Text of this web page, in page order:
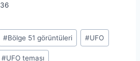
36
#Bölge 51 görüntüleri #UFO
#UFO teması